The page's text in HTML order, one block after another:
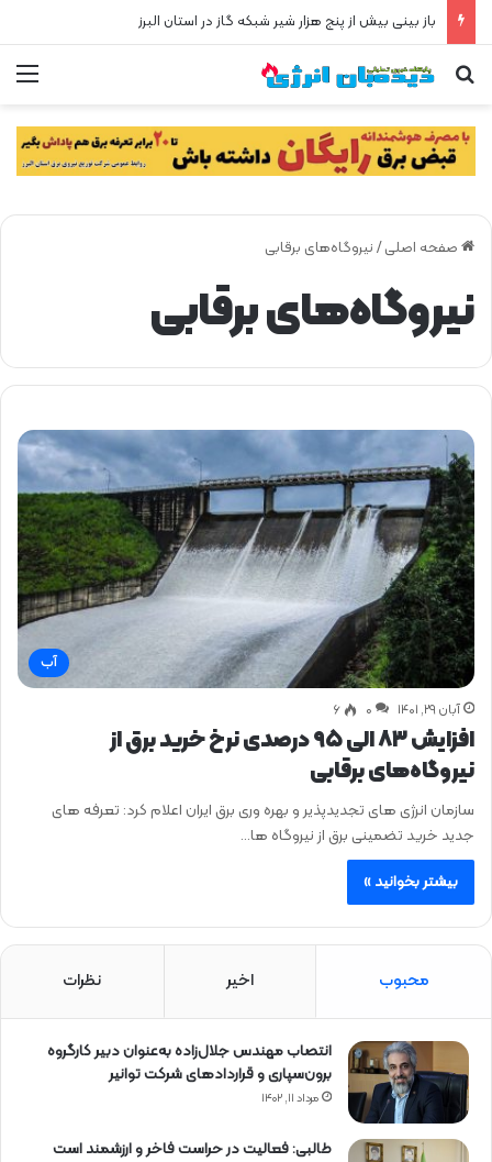
باز بینی بیش از پنج هزار شیر شبکه گاز در استان البرز
جستجو برای
صفحه اصلی / نیروگاه‌های برقابی
نیروگاه‌های برقابی
آب
آبان ۲۹, ۱۴۰۱ 0 ۶
افزایش ۸۳ الی ۹۵ درصدی نرخ خرید برق از
نیروگاه‌های برقابی
سازمان انرژی‌ های تجدیدپذیر و بهره‌ وری برق ایران اعلام کرد: تعرفه‌ های
جدید خرید تضمینی برق از نیروگاه‌ ها…
بیشتر بخوانید »
محبوب اخیر نظرات
انتصاب مهندس جلال‌زاده به‌عنوان دبیر كارگروه
برون‌سپاری و قراردادهای شركت توانیر
مرداد ۱۱, ۱۴۰۲
طالبی: فعالیت در حراست فاخر و ارزشمند است